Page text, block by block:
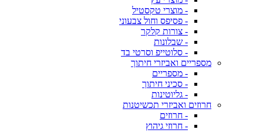
- מוצרי טקסטיל
- פסיפס וחול צבעוני
- צורות קלקר
- שבלונות
- סלוטייפ וסרטי בד
מספריים ואביזרי חיתוך
- מספריים
- סכיני חיתוך
- גליוטינות
חרוזים ואביזרי תכשיטנות
- חרוזים
- חרוזי גיהוץ